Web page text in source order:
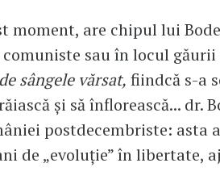
moment, are chipul lui
sau în locul
sângele vărsat, fiindcă s-a
și să înflorească... dr.
postdecembriste:
de „evoluție” în libertate,